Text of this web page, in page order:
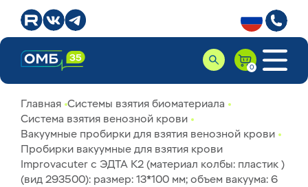
Главная Системы взятия биоматериала
Система взятия венозной крови
Вакуумные пробирки для взятия венозной крови
Пробирки вакуумные для взятия крови
Improvacuter с ЭДТА К2 (материал колбы: пластик )
(вид 293500): размер: 13*100 мм; объем вакуума: 6